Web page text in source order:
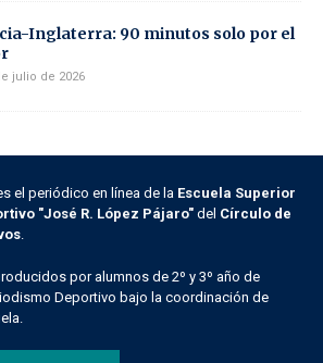
Inglaterra: 90 minutos solo por el
julio de 2026
el periódico en línea de la Escuela Superior
"José R. López Pájaro" del Círculo de
por alumnos de 2º y 3º año de
Deportivo bajo la coordinación de